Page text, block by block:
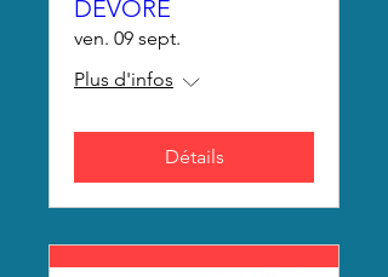
DEVORE
ven. 09 sept.
Plus d'infos
Détails